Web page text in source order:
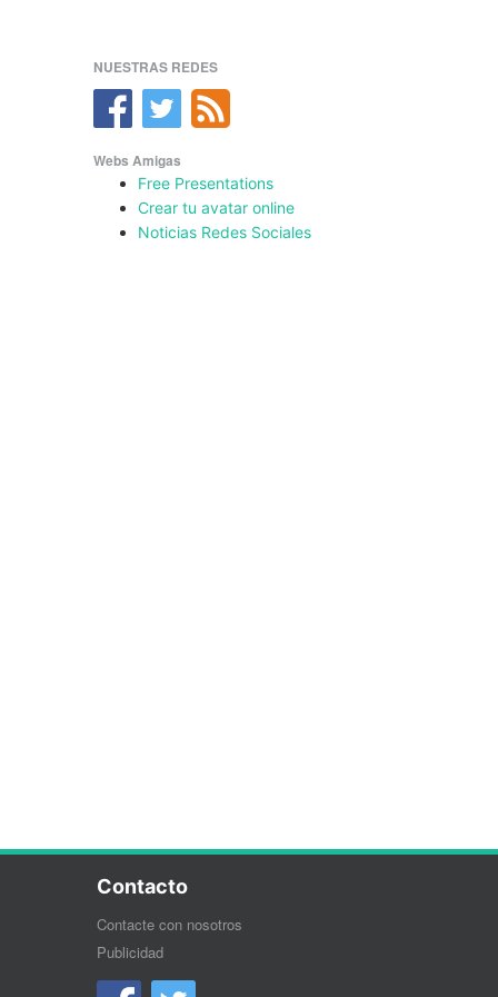
NUESTRAS REDES
Webs Amigas
Free Presentations
Crear tu avatar online
Noticias Redes Sociales
Contacto
Contacte con nosotros
Publicidad